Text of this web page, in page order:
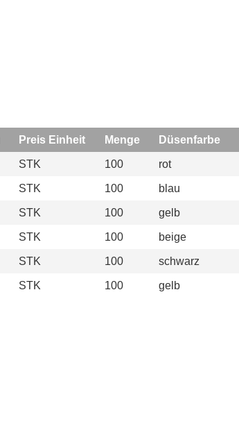
Preis Einheit Menge Düsenfarbe
STK 100 rot
STK 100 blau
STK 100 gelb
STK 100 beige
STK 100 schwarz
STK 100 gelb